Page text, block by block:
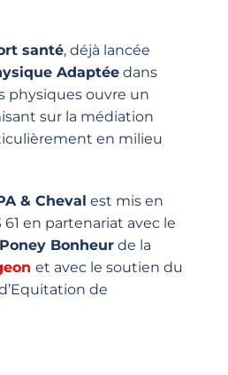
santé, déjà lancée
Adaptée dans
physiques ouvre un
sur la médiation
en milieu
& Cheval est mis en
61 en partenariat avec le
Bonheur de la
et avec le soutien du
de